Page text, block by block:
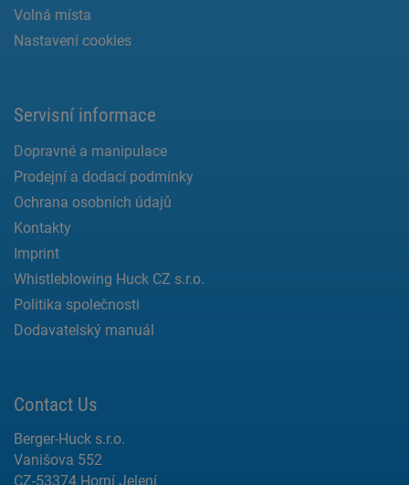
Volná místa
Nastavení cookies
Servisní informace
Dopravné a manipulace
Prodejní a dodací podmínky
Ochrana osobních údajů
Kontakty
Imprint
Whistleblowing Huck CZ s.r.o.
Politika společnosti
Dodavatelský manuál
Contact Us
Berger-Huck s.r.o.
Vanišova 552
CZ-53374 Horní Jelení